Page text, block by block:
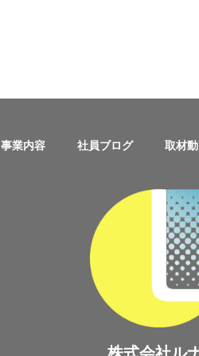
事業内容 社員ブログ 取材